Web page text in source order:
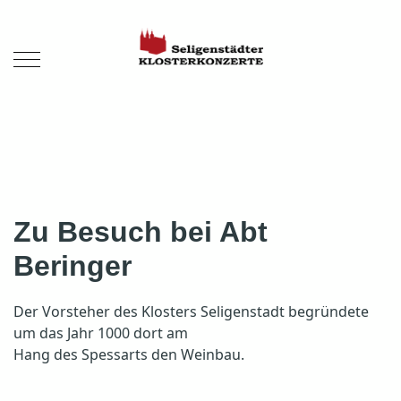
Zu Besuch bei Abt
Beringer
Der Vorsteher des Klosters Seligenstadt begründete
um das Jahr 1000 dort am
Hang des Spessarts den Weinbau.